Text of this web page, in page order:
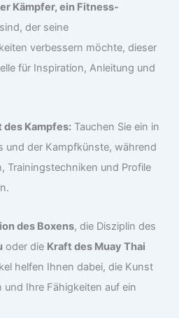
Kämpfer, ein Fitness-
der seine
verbessern möchte, dieser
für Inspiration, Anleitung und
des Kampfes: Tauchen Sie ein in
und der Kampfkünste, während
Trainingstechniken und Profile
des Boxens, die Disziplin des
oder die Kraft des Muay Thai
helfen Ihnen dabei, die Kunst
Ihre Fähigkeiten auf ein